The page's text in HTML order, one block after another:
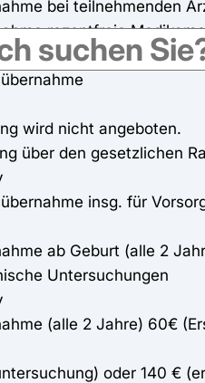
bei teilnehmenden
rezeptfreie
wird nicht angeboten.
über den gesetzlichen
insg. für
ab Geburt (alle 2
Untersuchungen
(alle 2 Jahre) 60€
oder 140 €